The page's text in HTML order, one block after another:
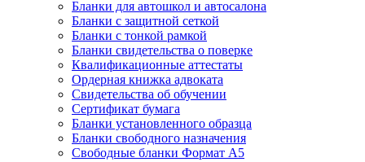
Бланки для автошкол и автосалона
Бланки с защитной сеткой
Бланки с тонкой рамкой
Бланки свидетельства о поверке
Квалификационные аттестаты
Ордерная книжка адвоката
Свидетельства об обучении
Сертификат бумага
Бланки установленного образца
Бланки свободного назначения
Свободные бланки Формат А5